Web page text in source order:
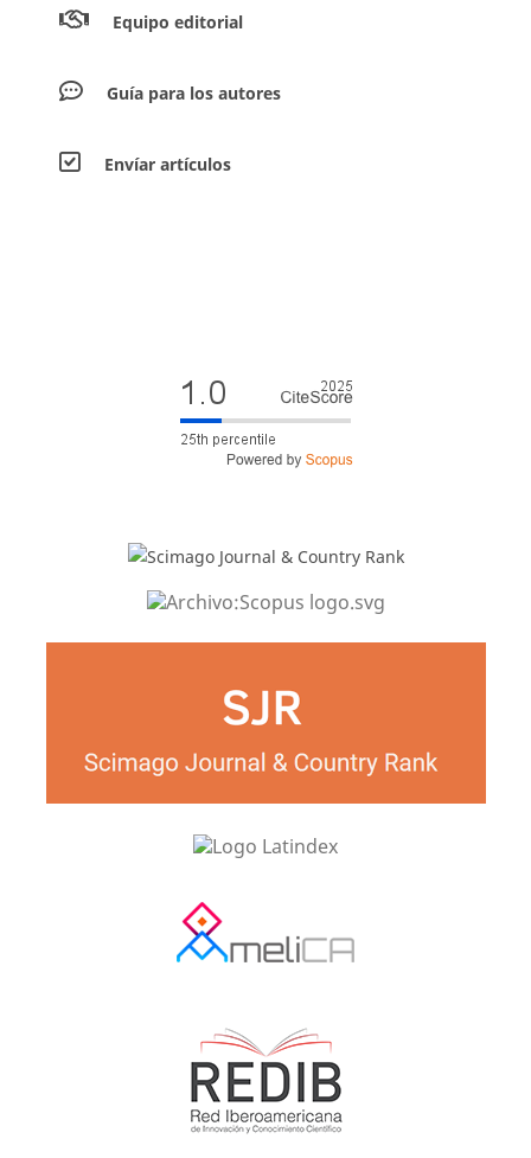
Equipo editorial
Guía para los autores
Envíar artículos